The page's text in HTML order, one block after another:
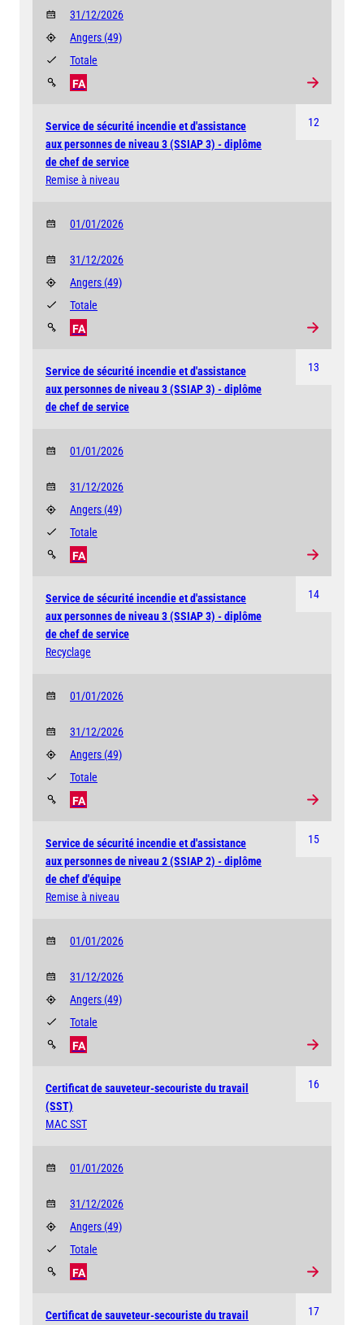
31/12/2026
Angers (49)
FA
Totale
12
Service de sécurité incendie et d'assistance
aux personnes de niveau 3 (SSIAP 3) - diplôme
de chef de service
Remise à niveau
01/01/2026
31/12/2026
Angers (49)
FA
Totale
13
Service de sécurité incendie et d'assistance
aux personnes de niveau 3 (SSIAP 3) - diplôme
de chef de service
01/01/2026
31/12/2026
Angers (49)
FA
Totale
14
Service de sécurité incendie et d'assistance
aux personnes de niveau 3 (SSIAP 3) - diplôme
de chef de service
Recyclage
01/01/2026
31/12/2026
Angers (49)
FA
Totale
15
Service de sécurité incendie et d'assistance
aux personnes de niveau 2 (SSIAP 2) - diplôme
de chef d'équipe
Remise à niveau
01/01/2026
31/12/2026
Angers (49)
FA
Totale
16
Certificat de sauveteur-secouriste du travail
(SST)
MAC SST
01/01/2026
31/12/2026
Angers (49)
FA
Totale
17
Certificat de sauveteur-secouriste du travail